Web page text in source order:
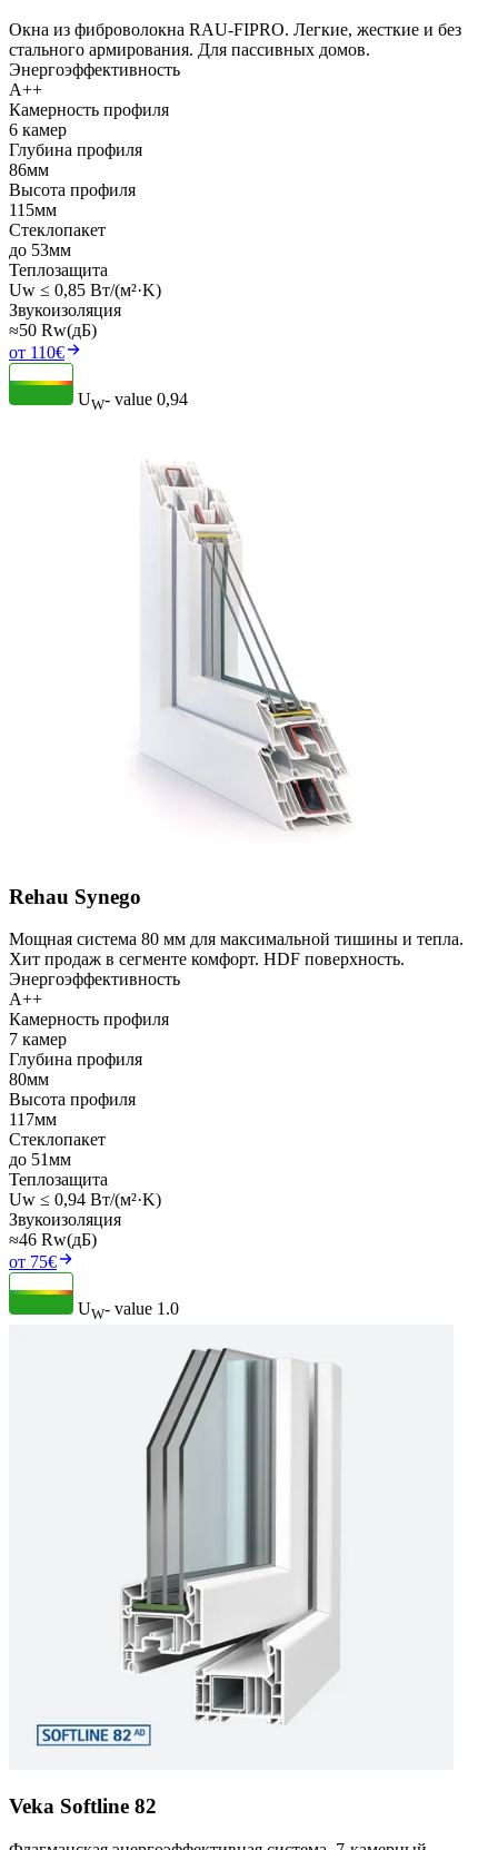
Окна из фиброволокна RAU-FIPRO. Легкие, жесткие и без
стального армирования. Для пассивных домов.
Энергоэффективность
A++
Камерность профиля
6 камер
Глубина профиля
86мм
Высота профиля
115мм
Стеклопакет
до 53мм
Теплозащита
Uw ≤ 0,85 Вт/(м²·K)
Звукоизоляция
≈50 Rw(дБ)
от 110€
UW- value 0,94
Rehau Synego
Мощная система 80 мм для максимальной тишины и тепла.
Хит продаж в сегменте комфорт. HDF поверхность.
Энергоэффективность
A++
Камерность профиля
7 камер
Глубина профиля
80мм
Высота профиля
117мм
Стеклопакет
до 51мм
Теплозащита
Uw ≤ 0,94 Вт/(м²·K)
Звукоизоляция
≈46 Rw(дБ)
от 75€
UW- value 1.0
Veka Softline 82